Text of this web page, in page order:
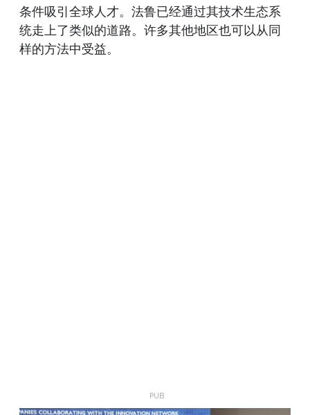
条件吸引全球人才。法鲁已经通过其技术生态系
统走上了类似的道路。许多其他地区也可以从同
样的方法中受益。